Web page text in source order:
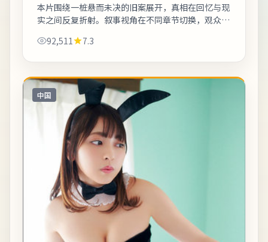
本片围绕一桩悬而未决的旧案展开，真相在回忆与现
实之间反复折射。叙事视角在不同章节切换，观众需
单，影迷可向幕后岗位致敬。《汉江与便利店...
92,511 7.3
中国